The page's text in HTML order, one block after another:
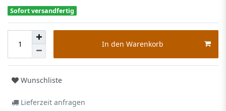
Sofort versandfertig
In den Warenkorb
Wunschliste
Lieferzeit anfragen